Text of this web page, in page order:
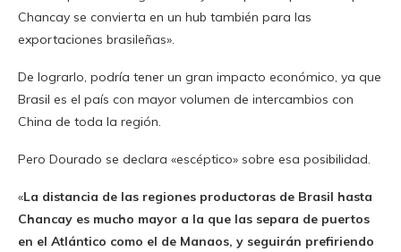
Chancay se convierta en un hub también para las
exportaciones brasileñas».
De lograrlo, podría tener un gran impacto económico, ya que
Brasil es el país con mayor volumen de intercambios con
China de toda la región.
Pero Dourado se declara «escéptico» sobre esa posibilidad.
«La distancia de las regiones productoras de Brasil hasta
Chancay es mucho mayor a la que las separa de puertos
en el Atlántico como el de Manaos, y seguirán prefiriendo